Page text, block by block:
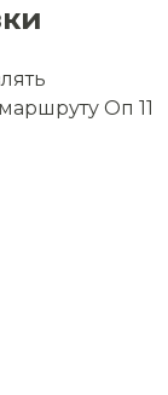
Оп 11